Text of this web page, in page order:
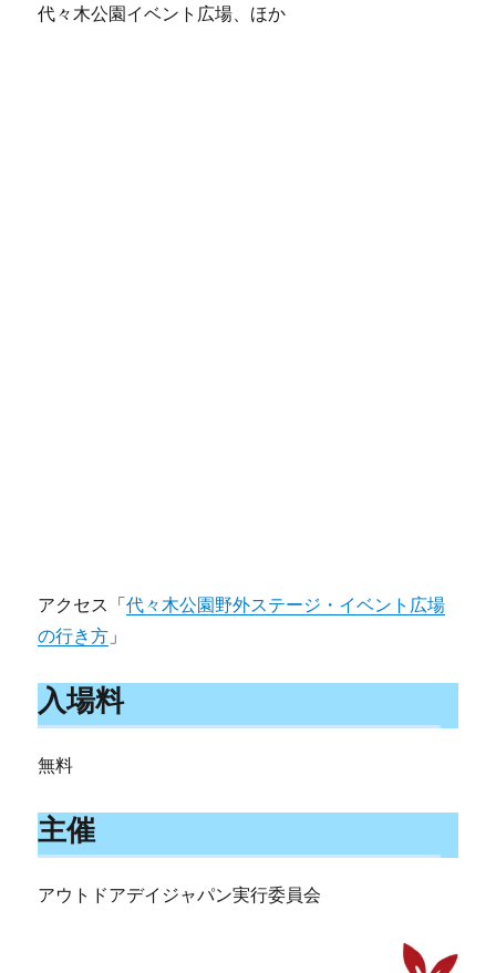
代々木公園イベント広場、ほか
アクセス「代々木公園野外ステージ・イベント広場
の行き方 」
入場料
無料
主催
アウトドアデイジャパン実行委員会